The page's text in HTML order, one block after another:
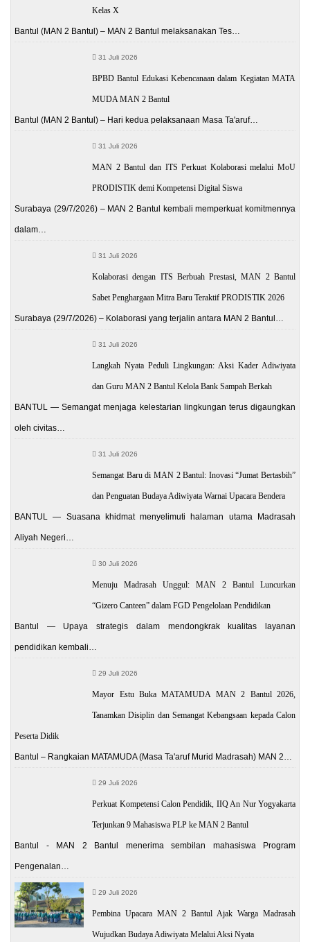
Kelas X
Bantul (MAN 2 Bantul) – MAN 2 Bantul melaksanakan Tes…
31 Juli 2026
BPBD Bantul Edukasi Kebencanaan dalam Kegiatan MATA
MUDA MAN 2 Bantul
Bantul (MAN 2 Bantul) – Hari kedua pelaksanaan Masa Ta'aruf…
31 Juli 2026
MAN 2 Bantul dan ITS Perkuat Kolaborasi melalui MoU
PRODISTIK demi Kompetensi Digital Siswa
Surabaya (29/7/2026) – MAN 2 Bantul kembali memperkuat komitmennya
dalam…
31 Juli 2026
Kolaborasi dengan ITS Berbuah Prestasi, MAN 2 Bantul
Sabet Penghargaan Mitra Baru Teraktif PRODISTIK 2026
Surabaya (29/7/2026) – Kolaborasi yang terjalin antara MAN 2 Bantul…
31 Juli 2026
Langkah Nyata Peduli Lingkungan: Aksi Kader Adiwiyata
dan Guru MAN 2 Bantul Kelola Bank Sampah Berkah
BANTUL — Semangat menjaga kelestarian lingkungan terus digaungkan
oleh civitas…
31 Juli 2026
Semangat Baru di MAN 2 Bantul: Inovasi “Jumat Bertasbih”
dan Penguatan Budaya Adiwiyata Warnai Upacara Bendera
BANTUL — Suasana khidmat menyelimuti halaman utama Madrasah
Aliyah Negeri…
30 Juli 2026
Menuju Madrasah Unggul: MAN 2 Bantul Luncurkan
“Gizero Canteen” dalam FGD Pengelolaan Pendidikan
Bantul — Upaya strategis dalam mendongkrak kualitas layanan
pendidikan kembali…
29 Juli 2026
Mayor Estu Buka MATAMUDA MAN 2 Bantul 2026,
Tanamkan Disiplin dan Semangat Kebangsaan kepada Calon
Peserta Didik
Bantul – Rangkaian MATAMUDA (Masa Ta'aruf Murid Madrasah) MAN 2…
29 Juli 2026
Perkuat Kompetensi Calon Pendidik, IIQ An Nur Yogyakarta
Terjunkan 9 Mahasiswa PLP ke MAN 2 Bantul
Bantul - MAN 2 Bantul menerima sembilan mahasiswa Program
Pengenalan…
29 Juli 2026
Pembina Upacara MAN 2 Bantul Ajak Warga Madrasah
Wujudkan Budaya Adiwiyata Melalui Aksi Nyata